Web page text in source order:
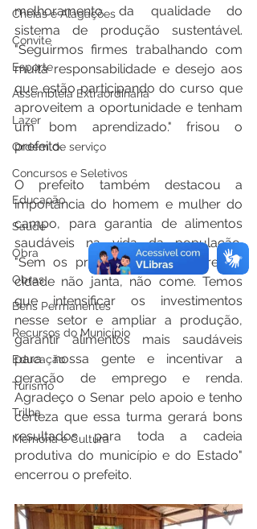
Cheias e Alagações
Convite
Esporte
Assembleia Extraordinária
Lazer
Ordem de serviço
Concursos e Seletivos
Educação
Saúde
Obra
Obras
Bens Permanentes
Recursos do Município
Educação
Turismo
Trilha
Memória e Cultura
melhoramento da qualidade do
sistema de produção sustentável.
"Seguirmos firmes trabalhando com
muita responsabilidade e desejo aos
que estão participando do curso que
aproveitem a oportunidade e tenham
um bom aprendizado." frisou o
prefeito.
O prefeito também destacou a
importância do homem e mulher do
campo, para garantia de alimentos
saudáveis na vida da população.
"Sem os produtores, agricultores, a
cidade não janta, não come. Temos
que intensificar os investimentos
nesse setor e ampliar a produção,
garantir alimentos mais saudáveis
para nossa gente e incentivar a
geração de emprego e renda.
Agradeço o Senar pelo apoio e tenho
certeza que essa turma gerará bons
resultados para toda a cadeia
produtiva do município e do Estado"
encerrou o prefeito.